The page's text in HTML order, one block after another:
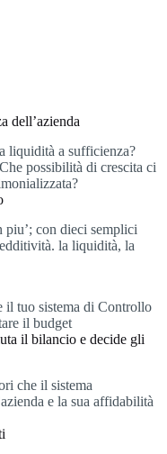
dell’azienda
liquidità a sufficienza?
possibilità di crescita ci
piu’; con dieci semplici
la liquidità, la
il tuo sistema di Controllo
il budget
il bilancio e decide gli
che il sistema
e la sua affidabilità